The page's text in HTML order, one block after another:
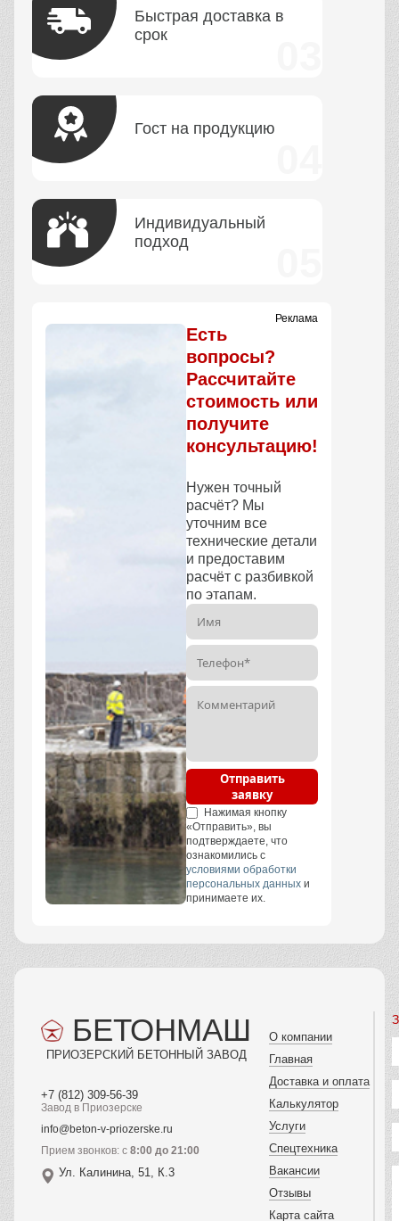
Быстрая доставка в
срок
Гост на продукцию
Индивидуальный
подход
Реклама
Есть
вопросы?
Рассчитайте
стоимость или
получите
консультацию!
Нужен точный
расчёт? Мы
уточним все
технические детали
и предоставим
расчёт с разбивкой
по этапам.
Отправить
заявку
Нажимая кнопку
«Отправить», вы
подтверждаете, что
ознакомились с
условиями обработки
персональных данных и
принимаете их.
БЕТОНМАШ
ПРИОЗЕРСКИЙ БЕТОННЫЙ ЗАВОД
+7 (812) 309-56-39
Завод в Приозерске
info@beton-v-priozerske.ru
Прием звонков: с 8:00 до 21:00
Ул. Калинина, 51, К.3
О компании
Главная
Доставка и оплата
Калькулятор
Услуги
Спецтехника
Вакансии
Отзывы
Карта сайта